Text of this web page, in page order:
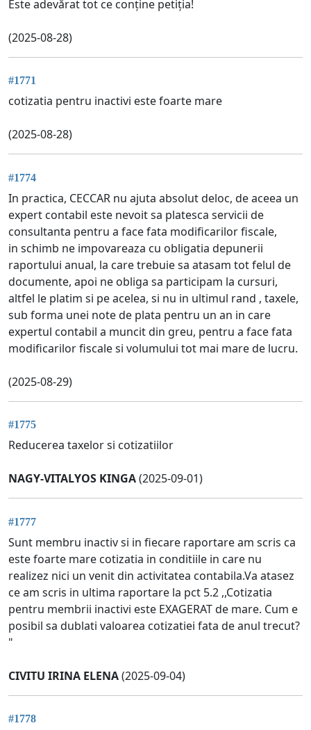
Este adevărat tot ce conține petiția!
(2025-08-28)
#1771
cotizatia pentru inactivi este foarte mare
(2025-08-28)
#1774
In practica, CECCAR nu ajuta absolut deloc, de aceea un
expert contabil este nevoit sa platesca servicii de
consultanta pentru a face fata modificarilor fiscale,
in schimb ne impovareaza cu obligatia depunerii
raportului anual, la care trebuie sa atasam tot felul de
documente, apoi ne obliga sa participam la cursuri,
altfel le platim si pe acelea, si nu in ultimul rand , taxele,
sub forma unei note de plata pentru un an in care
expertul contabil a muncit din greu, pentru a face fata
modificarilor fiscale si volumului tot mai mare de lucru.
(2025-08-29)
#1775
Reducerea taxelor si cotizatiilor
NAGY-VITALYOS KINGA(2025-09-01)
#1777
Sunt membru inactiv si in fiecare raportare am scris ca
este foarte mare cotizatia in conditiile in care nu
realizez nici un venit din activitatea contabila.Va atasez
ce am scris in ultima raportare la pct 5.2 ,,Cotizatia
pentru membrii inactivi este EXAGERAT de mare. Cum e
posibil sa dublati valoarea cotizatiei fata de anul trecut?
"
CIVITU IRINA ELENA(2025-09-04)
#1778